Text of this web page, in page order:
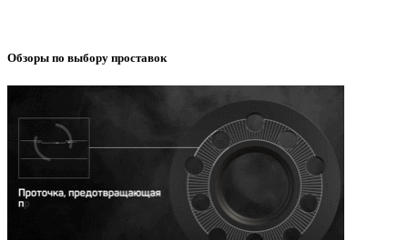
Обзоры по выбору проставок